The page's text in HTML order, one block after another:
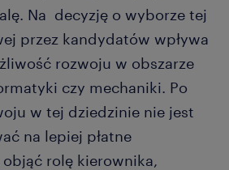
Na decyzję o wyborze tej
przez kandydatów wpływa
rozwoju w obszarze
czy mechaniki. Po
w tej dziedzinie nie jest
na lepiej płatne
rolę kierownika,